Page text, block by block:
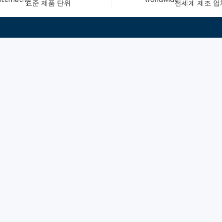
표준 제품 단위 전세계 제조 업